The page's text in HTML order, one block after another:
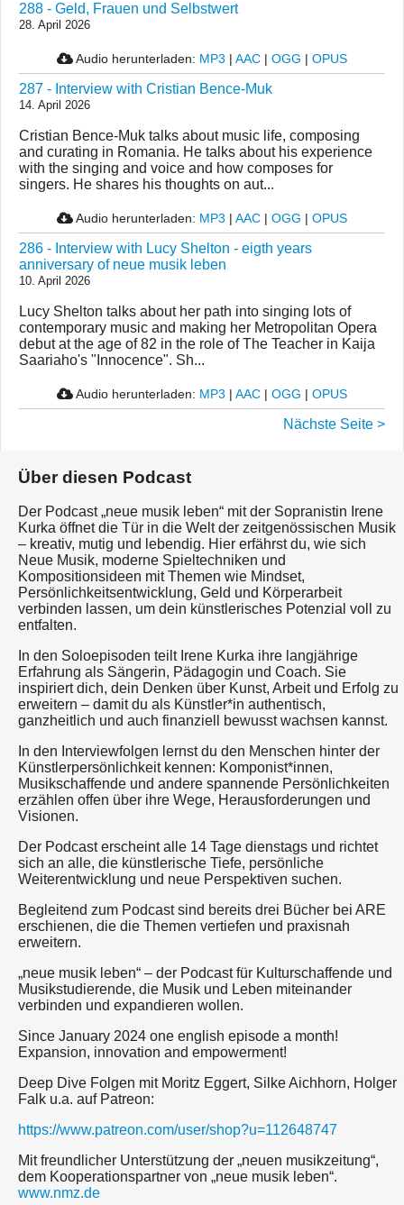
288 - Geld, Frauen und Selbstwert
28. April 2026
Audio herunterladen: MP3 | AAC | OGG | OPUS
287 - Interview with Cristian Bence-Muk
14. April 2026
Cristian Bence-Muk talks about music life, composing
and curating in Romania. He talks about his experience
with the singing and voice and how composes for
singers. He shares his thoughts on aut...
Audio herunterladen: MP3 | AAC | OGG | OPUS
286 - Interview with Lucy Shelton - eigth years
anniversary of neue musik leben
10. April 2026
Lucy Shelton talks about her path into singing lots of
contemporary music and making her Metropolitan Opera
debut at the age of 82 in the role of The Teacher in Kaija
Saariaho's "Innocence". Sh...
Audio herunterladen: MP3 | AAC | OGG | OPUS
Nächste Seite >
Über diesen Podcast
Der Podcast „neue musik leben“ mit der Sopranistin Irene
Kurka öffnet die Tür in die Welt der zeitgenössischen Musik
– kreativ, mutig und lebendig. Hier erfährst du, wie sich
Neue Musik, moderne Spieltechniken und
Kompositionsideen mit Themen wie Mindset,
Persönlichkeitsentwicklung, Geld und Körperarbeit
verbinden lassen, um dein künstlerisches Potenzial voll zu
entfalten.
In den Soloepisoden teilt Irene Kurka ihre langjährige
Erfahrung als Sängerin, Pädagogin und Coach. Sie
inspiriert dich, dein Denken über Kunst, Arbeit und Erfolg zu
erweitern – damit du als Künstler*in authentisch,
ganzheitlich und auch finanziell bewusst wachsen kannst.
In den Interviewfolgen lernst du den Menschen hinter der
Künstlerpersönlichkeit kennen: Komponist*innen,
Musikschaffende und andere spannende Persönlichkeiten
erzählen offen über ihre Wege, Herausforderungen und
Visionen.
Der Podcast erscheint alle 14 Tage dienstags und richtet
sich an alle, die künstlerische Tiefe, persönliche
Weiterentwicklung und neue Perspektiven suchen.
Begleitend zum Podcast sind bereits drei Bücher bei ARE
erschienen, die die Themen vertiefen und praxisnah
erweitern.
„neue musik leben“ – der Podcast für Kulturschaffende und
Musikstudierende, die Musik und Leben miteinander
verbinden und expandieren wollen.
Since January 2024 one english episode a month!
Expansion, innovation and empowerment!
Deep Dive Folgen mit Moritz Eggert, Silke Aichhorn, Holger
Falk u.a. auf Patreon:
https://www.patreon.com/user/shop?u=112648747
Mit freundlicher Unterstützung der „neuen musikzeitung“,
dem Kooperationspartner von „neue musik leben“.
www.nmz.de